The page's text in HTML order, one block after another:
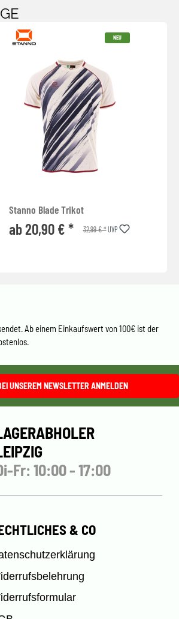
NEU
Stanno Blade Trikot
ab 20,90 € * 32,99 € *UVP
Ab einem Einkaufswert von 100€ ist der
UNSEREM NEWSLETTER ANMELDEN
Fr: 10:00 - 17:00
& CO